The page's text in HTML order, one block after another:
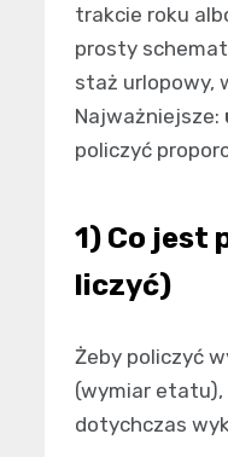
trakcie roku
prosty
staż urlopowy,
Najważniejsze:
policzyć
1) Co jest
liczyć)
Żeby policzyć
(wymiar etatu),
dotychczas